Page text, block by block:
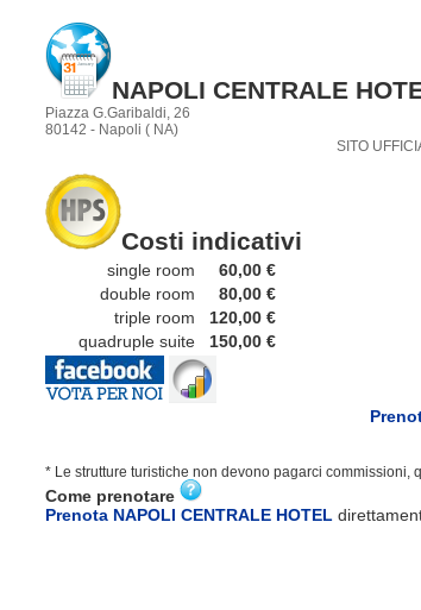
NAPOLI CENTRALE
Piazza G.Garibaldi, 26
80142 - Napoli ( NA)
SITO
Costi indicativi
single room
60,00 €
double room
80,00 €
triple room
120,00 €
quadruple suite
150,00 €
* Le strutture turistiche non devono pagarci commissioni,
Come prenotare
Prenota NAPOLI CENTRALE HOTEL